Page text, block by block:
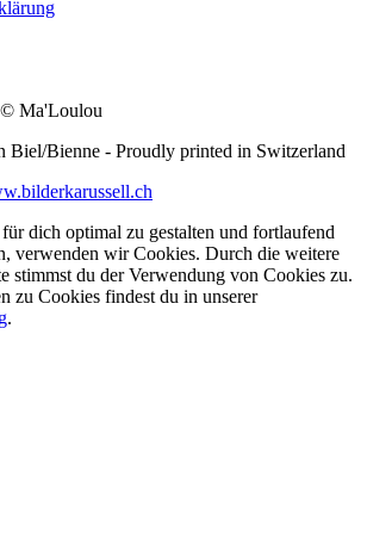
Ma'Loulou
dich optimal zu gestalten und fortlaufend
verwenden wir Cookies. Durch die weitere
stimmst du der Verwendung von Cookies zu.
zu Cookies findest du in unserer
.